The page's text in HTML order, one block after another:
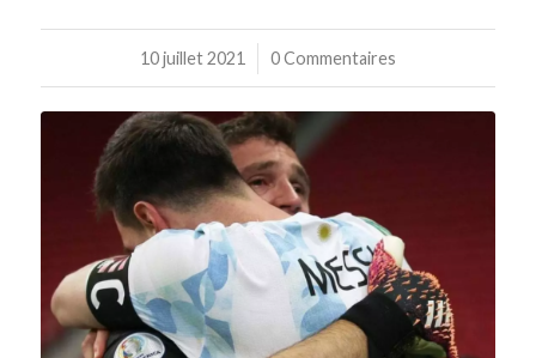
10 juillet 2021
/ 0 Commentaires